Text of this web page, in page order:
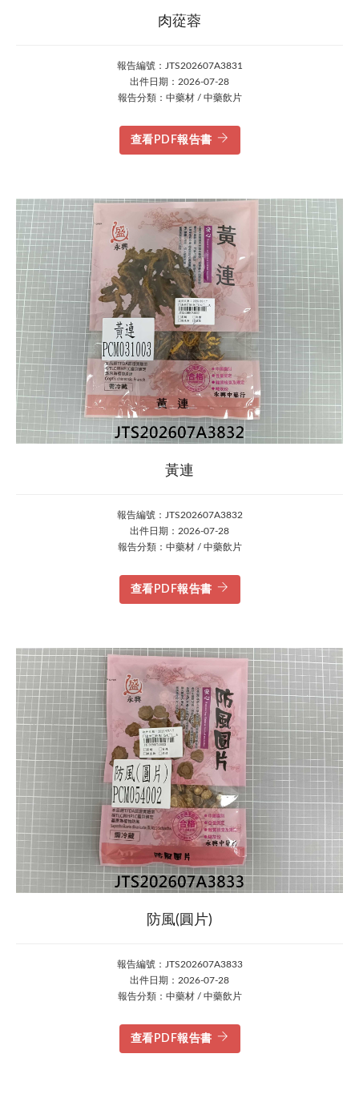
肉蓯蓉
報告編號：JTS202607A3831
出件日期：2026-07-28
報告分類：中藥材 / 中藥飲片
查看PDF報告書
黃連
報告編號：JTS202607A3832
出件日期：2026-07-28
報告分類：中藥材 / 中藥飲片
查看PDF報告書
防風(圓片)
報告編號：JTS202607A3833
出件日期：2026-07-28
報告分類：中藥材 / 中藥飲片
查看PDF報告書